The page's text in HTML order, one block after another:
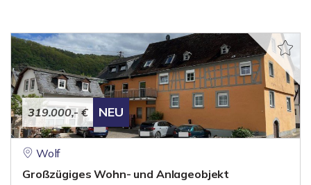
319.000,- € NEU
Wolf
Großzügiges Wohn- und Anlageobjekt